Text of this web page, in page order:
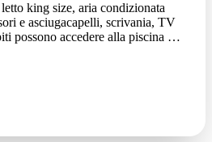
king size, aria condizionata
e asciugacapelli, scrivania, TV
possono accedere alla piscina e